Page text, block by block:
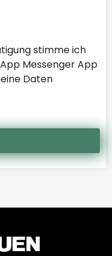
stimme ich
Messenger App
Daten